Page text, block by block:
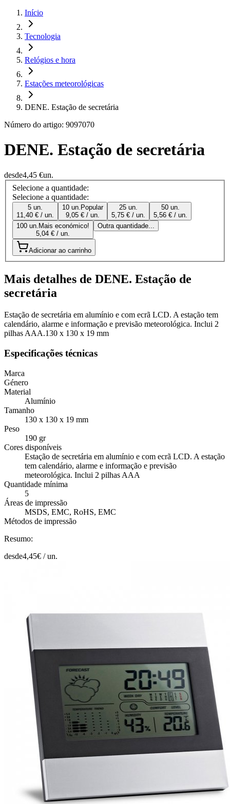
Início
Tecnologia
Relógios e hora
Estações meteorológicas
DENE. Estação de secretária
Número do artigo: 9097070
DENE. Estação de secretária
desde4,45 €un.
Selecione a quantidade:
Selecione a quantidade:
5 un.
11,40 € / un.
10 un. Popular
9,05 € / un.
25 un.
5,75 € / un.
50 un.
5,56 € / un.
100 un. Mais económico!
5,04 € / un.
Outra quantidade...
Adicionar ao carrinho
Mais detalhes de DENE. Estação de
secretária
Estação de secretária em alumínio e com ecrã LCD. A estação tem
calendário, alarme e informação e previsão meteorológica. Inclui 2
pilhas AAA.130 x 130 x 19 mm
Especificações técnicas
Marca
Género
Material
Alumínio
Tamanho
130 x 130 x 19 mm
Peso
190 gr
Cores disponíveis
Estação de secretária em alumínio e com ecrã LCD. A estação
tem calendário, alarme e informação e previsão
meteorológica. Inclui 2 pilhas AAA
Quantidade mínima
5
Áreas de impressão
MSDS, EMC, RoHS, EMC
Métodos de impressão
Resumo:
desde4,45€ /un.